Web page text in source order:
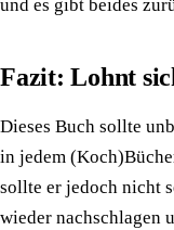
und es gibt beides
Fazit: Lohnt
Dieses Buch sollte
in jedem
sollte er jedoch nicht
wieder nachschlagen